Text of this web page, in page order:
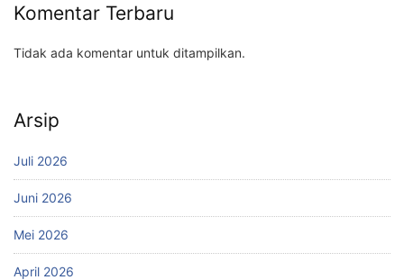
Komentar Terbaru
Tidak ada komentar untuk ditampilkan.
Arsip
Juli 2026
Juni 2026
Mei 2026
April 2026